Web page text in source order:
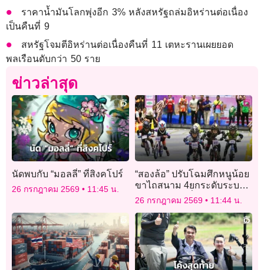
ราคาน้ำมันโลกพุ่งอีก 3% หลังสหรัฐถล่มอิหร่านต่อเนื่อง
เป็นคืนที่ 9
สหรัฐโจมตีอิหร่านต่อเนื่องคืนที่ 11 เตหะรานเผยยอด
พลเรือนดับกว่า 50 ราย
ข่าวล่าสุด
นัดพบกับ “มอลลี่” ที่สิงคโปร์
26 กรกฎาคม 2569 11:45 น.
“สองล้อ” ปรับโฉมศึกหนูน้อย
ขาไถสนาม 4ยกระดับระบบส
ตาร์ต พร้อมเพิ่มรอบรองฯมี
ของรางวัลให้นักกีฬาลุ้นจับ
สลากทุกคน
26 กรกฎาคม 2569 11:44 น.